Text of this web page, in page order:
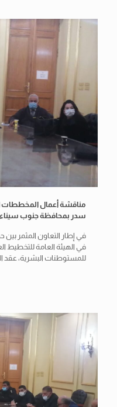
مناقشة أعمال المخططات
سدر بمحافظة جنوب سيناء
في إطار التعاون المثمر
في الهيئة العامة للتخطيط
للمستوطنات البشرية، عقد